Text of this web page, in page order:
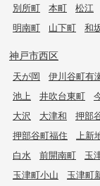
別所町
本町 松江
明南町
山下町 和
神戸市西区
天が岡 伊川谷町有
池上
井吹台東町
大沢
大津和 押部
押部谷町福住
上新
白水
前開南町 玉
玉津町小山
玉津町